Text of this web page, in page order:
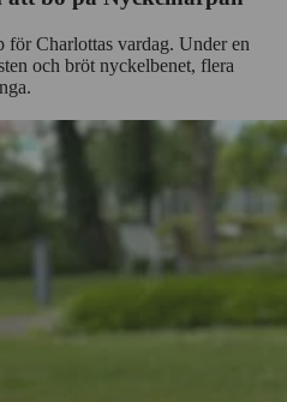
Charlottas vardag. Under en
och bröt nyckelbenet, flera